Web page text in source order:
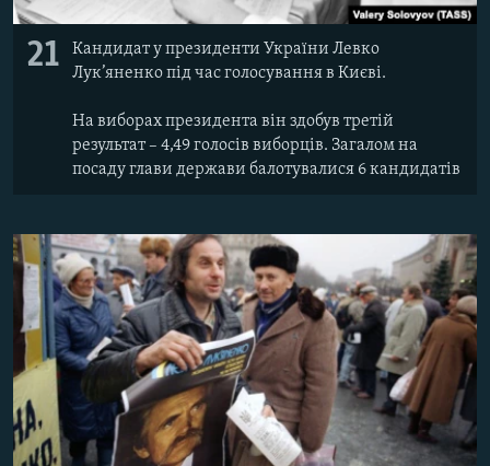
21
Кандидат у президенти України Левко
Лук’яненко під час голосування в Києві.
На виборах президента він здобув третій
результат – 4,49 голосів виборців. Загалом на
посаду глави держави балотувалися 6 кандидатів